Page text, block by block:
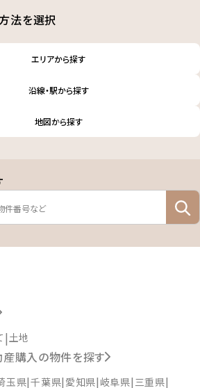
法を選択
エリアから探す
沿線・駅から探す
地図から探す
土地
産購入の物件を探す
玉県 千葉県 愛知県 岐阜県 三重県